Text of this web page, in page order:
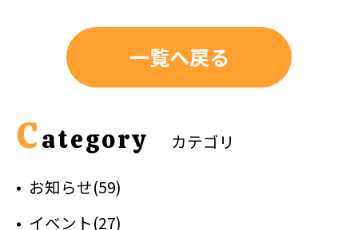
一覧へ戻る
Category
カテゴリ
お知らせ(59)
イベント(27)